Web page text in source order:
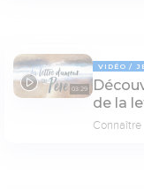
03:29
VIDÉO
de la
Connaître